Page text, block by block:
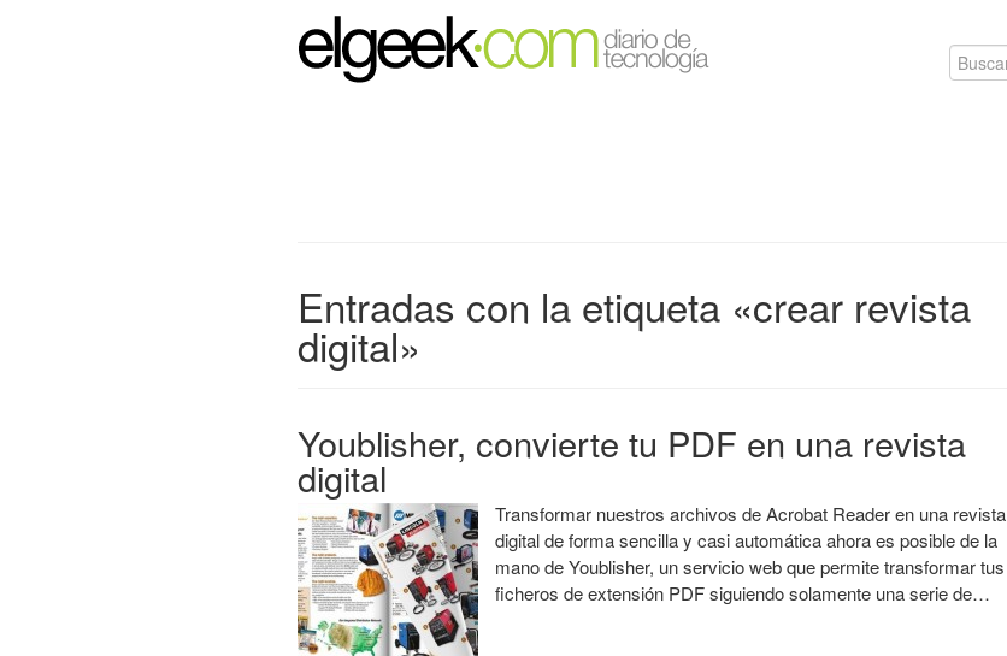
Entradas con la etiqueta «crear revista
digital»
Youblisher, convierte tu PDF en una revista
digital
Transformar nuestros archivos de Acrobat Reader en una revista
digital de forma sencilla y casi automática ahora es posible de la
mano de Youblisher, un servicio web que permite transformar tus
ficheros de extensión PDF siguiendo solamente una serie de…